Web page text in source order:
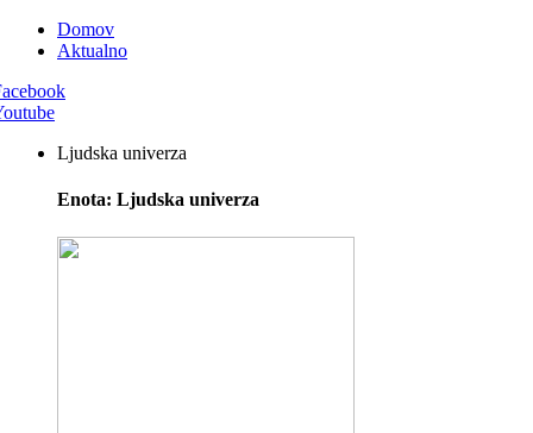
Domov
Aktualno
Ljudska univerza
Enota: Ljudska univerza